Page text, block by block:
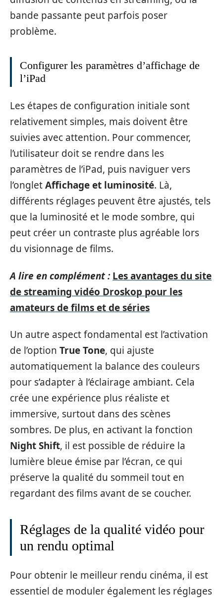
bande passante peut parfois poser
problème.
Configurer les paramètres d’affichage de
l’iPad
Les étapes de configuration initiale sont
relativement simples, mais doivent être
suivies avec attention. Pour commencer,
l’utilisateur doit se rendre dans les
paramètres de l’iPad, puis naviguer vers
l’ongletAffichage et luminosité. Là,
différents réglages peuvent être ajustés, tels
que la luminosité et le mode sombre, qui
peut créer un contraste plus agréable lors
du visionnage de films.
A lire en complément : Les avantages du site
de streaming vidéo Droskop pour les
amateurs de films et de séries
Un autre aspect fondamental est l’activation
de l’option True Tone, qui ajuste
automatiquement la balance des couleurs
pour s’adapter à l’éclairage ambiant. Cela
crée une expérience plus réaliste et
immersive, surtout dans des scènes
sombres. De plus, en activant la fonction
Night Shift, il est possible de réduire la
lumière bleue émise par l’écran, ce qui
préserve la qualité du sommeil tout en
regardant des films avant de se coucher.
Réglages de la qualité vidéo pour
un rendu optimal
Pour obtenir le meilleur rendu cinéma, il est
essentiel de moduler également les réglages